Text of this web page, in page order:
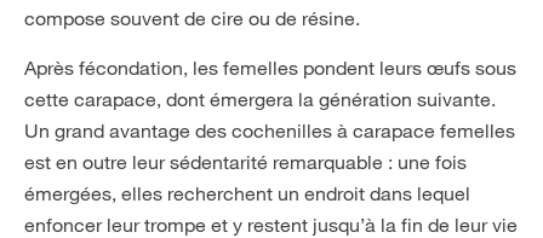
compose souvent de cire ou de résine.
Après fécondation, les femelles pondent leurs œufs sous
cette carapace, dont émergera la génération suivante.
Un grand avantage des cochenilles à carapace femelles
est en outre leur sédentarité remarquable : une fois
émergées, elles recherchent un endroit dans lequel
enfoncer leur trompe et y restent jusqu’à la fin de leur vie